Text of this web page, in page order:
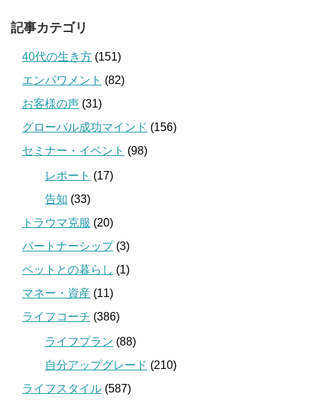
記事カテゴリ
40代の生き方 (151)
エンパワメント (82)
お客様の声 (31)
グローバル成功マインド (156)
セミナー・イベント (98)
レポート (17)
告知 (33)
トラウマ克服 (20)
パートナーシップ(3)
ペットとの暮らし (1)
マネー・資産 (11)
ライフコーチ (386)
ライフプラン (88)
自分アップグレード (210)
ライフスタイル (587)